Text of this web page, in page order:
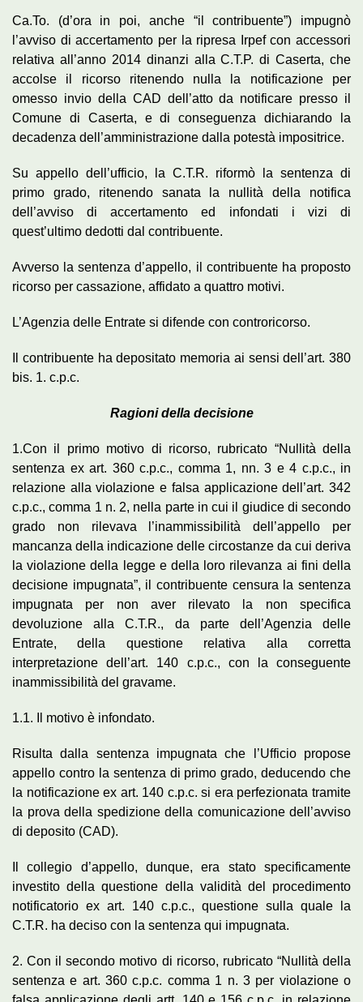
Ca.To. (d’ora in poi, anche “il contribuente”) impugnò
l’avviso di accertamento per la ripresa Irpef con accessori
relativa all’anno 2014 dinanzi alla C.T.P. di Caserta, che
accolse il ricorso ritenendo nulla la notificazione per
omesso invio della CAD dell’atto da notificare presso il
Comune di Caserta, e di conseguenza dichiarando la
decadenza dell’amministrazione dalla potestà impositrice.
Su appello dell’ufficio, la C.T.R. riformò la sentenza di
primo grado, ritenendo sanata la nullità della notifica
dell’avviso di accertamento ed infondati i vizi di
quest’ultimo dedotti dal contribuente.
Avverso la sentenza d’appello, il contribuente ha proposto
ricorso per cassazione, affidato a quattro motivi.
L’Agenzia delle Entrate si difende con controricorso.
Il contribuente ha depositato memoria ai sensi dell’art. 380
bis. 1. c.p.c.
Ragioni della decisione
1.Con il primo motivo di ricorso, rubricato “Nullità della
sentenza ex art. 360 c.p.c., comma 1, nn. 3 e 4 c.p.c., in
relazione alla violazione e falsa applicazione dell’art. 342
c.p.c., comma 1 n. 2, nella parte in cui il giudice di secondo
grado non rilevava l’inammissibilità dell’appello per
mancanza della indicazione delle circostanze da cui deriva
la violazione della legge e della loro rilevanza ai fini della
decisione impugnata”, il contribuente censura la sentenza
impugnata per non aver rilevato la non specifica
devoluzione alla C.T.R., da parte dell’Agenzia delle
Entrate, della questione relativa alla corretta
interpretazione dell’art. 140 c.p.c., con la conseguente
inammissibilità del gravame.
1.1. Il motivo è infondato.
Risulta dalla sentenza impugnata che l’Ufficio propose
appello contro la sentenza di primo grado, deducendo che
la notificazione ex art. 140 c.p.c. si era perfezionata tramite
la prova della spedizione della comunicazione dell’avviso
di deposito (CAD).
Il collegio d’appello, dunque, era stato specificamente
investito della questione della validità del procedimento
notificatorio ex art. 140 c.p.c., questione sulla quale la
C.T.R. ha deciso con la sentenza qui impugnata.
2. Con il secondo motivo di ricorso, rubricato “Nullità della
sentenza e art. 360 c.p.c. comma 1 n. 3 per violazione o